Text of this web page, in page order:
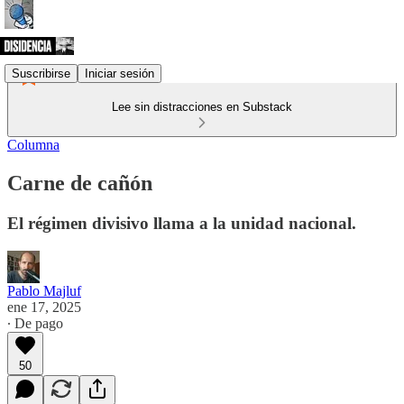
Suscribirse Iniciar sesión
Lee sin distracciones en Substack
Columna
Carne de cañón
El régimen divisivo llama a la unidad nacional.
Pablo Majluf
ene 17, 2025
∙ De pago
50